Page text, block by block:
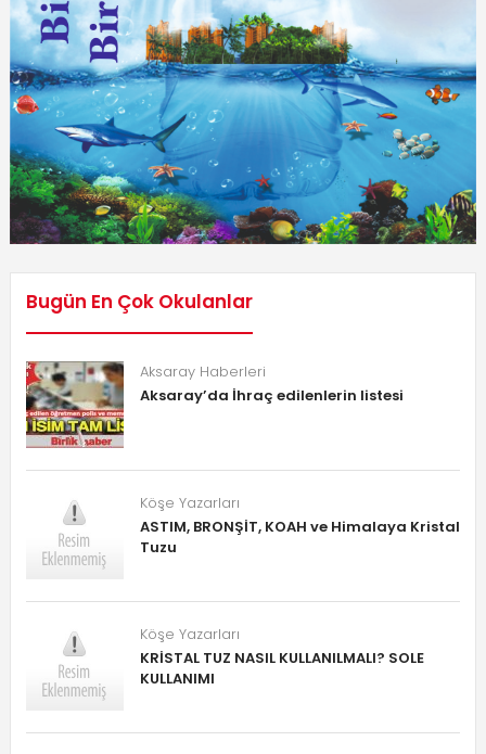
Bugün En Çok Okulanlar
Aksaray Haberleri
Aksaray’da İhraç edilenlerin listesi
Köşe Yazarları
ASTIM, BRONŞİT, KOAH ve Himalaya Kristal
Tuzu
Köşe Yazarları
KRİSTAL TUZ NASIL KULLANILMALI? SOLE
KULLANIMI